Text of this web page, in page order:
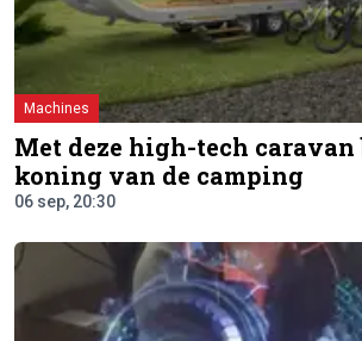
Machines
Met deze high-tech caravan
koning van de camping
06 sep, 20:30